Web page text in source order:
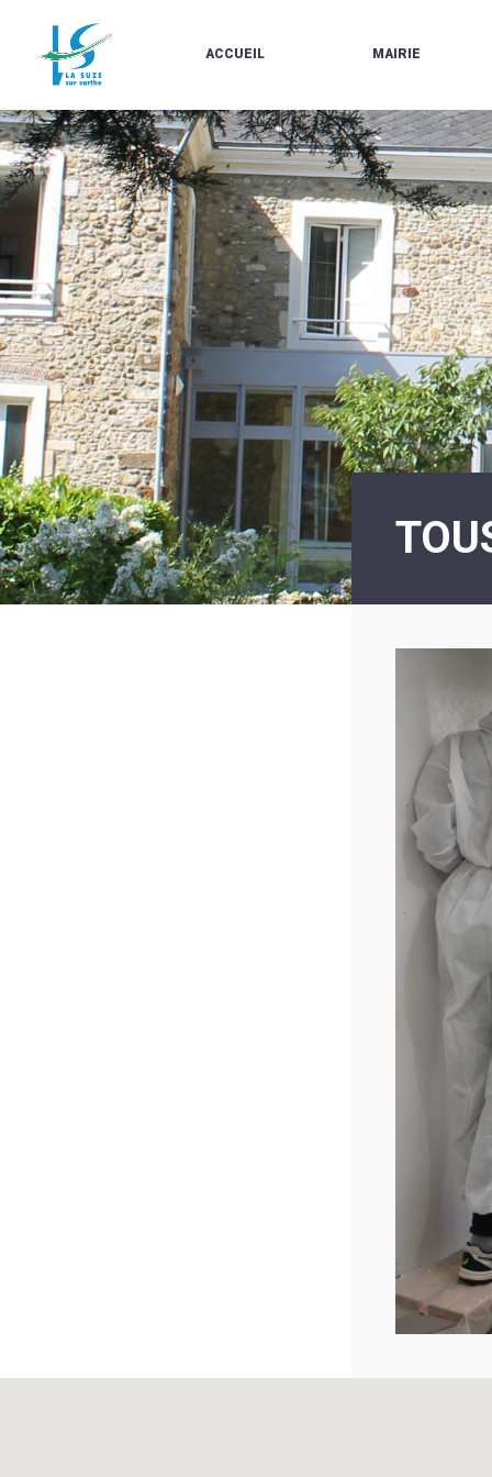
ACCUEIL
LE
MARCHÉ
À
PROPOS
DE
LA
SUZE
BULLETINS
EN
LIGNE
AGENDA
LA
SUZE
AU
DÉBUT
DU
20ÈME
SIÈCLE
MAIRIE
LES
ÉLUS
CONTACTS
/
HORAIRES
URBANISME/PLU
EN
LIGNE
CARTES
D'IDENTITÉ-
PASSEPORTS
LE
CMJ
RÉUNIONS
DU
CONSEIL
MUNICIPAL
ARRÊTÉS
ET
DÉCISIONS
DU
MAIRE
LE
MOT
DE
LA
MINORITÉ
/
/